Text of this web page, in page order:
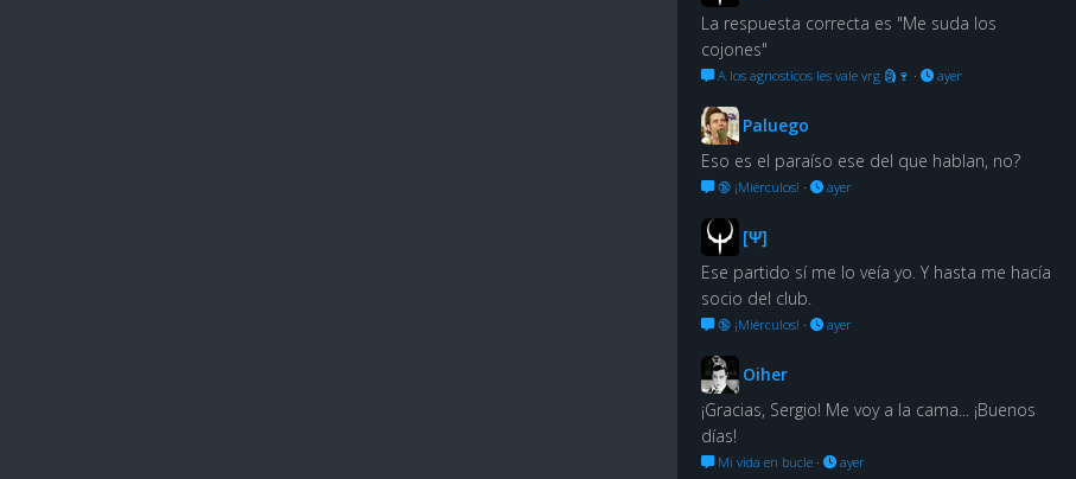
La respuesta correcta es "Me suda los
cojones"
A los agnosticos les vale vrg 🗿🍷 · ayer
Paluego
Eso es el paraíso ese del que hablan, no?
🔞 ¡Miérculos! · ayer
[Ψ]
Ese partido sí me lo veía yo. Y hasta me hacía
socio del club.
🔞 ¡Miérculos! · ayer
Oiher
¡Gracias, Sergio! Me voy a la cama... ¡Buenos
días!
Mi vida en bucle · ayer